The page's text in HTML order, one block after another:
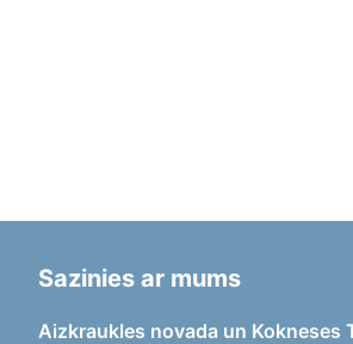
Sazinies ar mums
Aizkraukles novada un Kokneses